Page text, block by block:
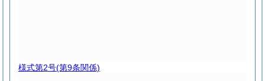
様式第2号(第9条関係)